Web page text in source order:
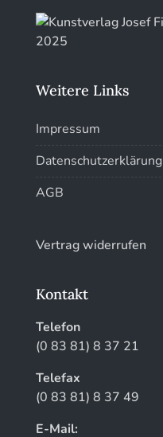
Weitere Links
Impressum
Datenschutzerklärung
AGB
Vertrag widerrufen
Kontakt
Telefon
(0 83 81) 8 37 21
Telefax
(0 83 81) 8 37 49
E-Mail: